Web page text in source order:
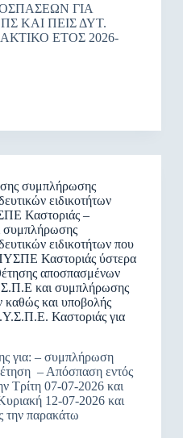
ΓΙΑ
ΚΑΙ ΠΕΙΣ ΔΥΤ.
ΕΤΟΣ 2026-
συμπλήρωσης
ειδικοτήτων
Καστοριάς –
συμπλήρωσης
ειδικοτήτων που
Καστοριάς ύστερα
αποσπασμένων
και συμπλήρωσης
καθώς και υποβολής
Καστοριάς για
για: – συμπλήρωση
– Απόσπαση εντός
Τρίτη 07-07-2026 και
12-07-2026 και
την παρακάτω